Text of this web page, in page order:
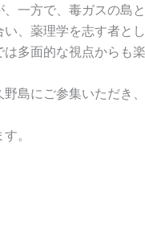
一方で、毒ガスの島
、薬理学を志す者と
多面的な視点からも
島にご参集いただき
。